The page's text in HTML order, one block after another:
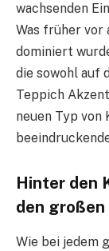
wachsenden
Was früher vor
dominiert
die sowohl auf
Teppich
neuen Typ von
Hinter den
den großen
Wie bei jedem